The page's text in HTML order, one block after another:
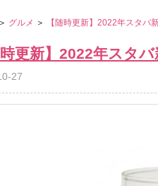
＞ グルメ ＞ 【随時更新】2022年スタバ
時更新】2022年スタ
27